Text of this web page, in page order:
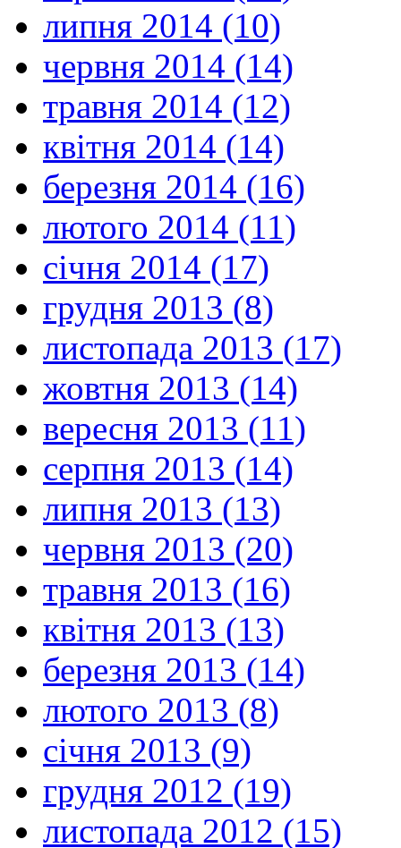
липня 2014 (10)
червня 2014 (14)
травня 2014 (12)
квітня 2014 (14)
березня 2014 (16)
лютого 2014 (11)
січня 2014 (17)
грудня 2013 (8)
листопада 2013 (17)
жовтня 2013 (14)
вересня 2013 (11)
серпня 2013 (14)
липня 2013 (13)
червня 2013 (20)
травня 2013 (16)
квітня 2013 (13)
березня 2013 (14)
лютого 2013 (8)
січня 2013 (9)
грудня 2012 (19)
листопада 2012 (15)